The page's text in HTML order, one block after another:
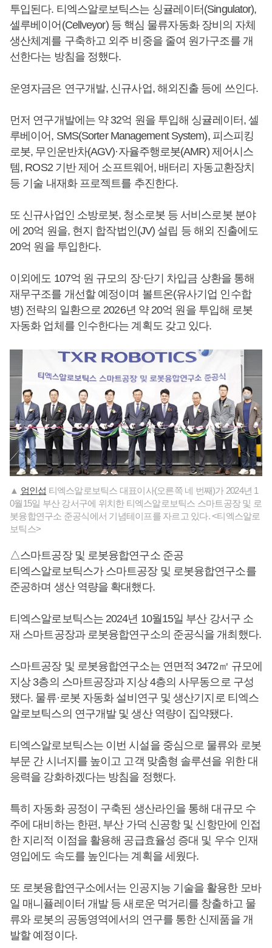
투입된다. 티엑스알로보틱스는 싱귤레이터(Singulator),
셀루베이어(Cellveyor) 등 핵심 물류자동화 장비의 자체
생산체계를 구축하고 외주 비중을 줄여 원가구조를 개
선한다는 방침을 정했다.
운영자금은 연구개발, 신규사업, 해외진출 등에 쓰인다.
먼저 연구개발에는 약 32억 원을 투입해 싱귤레이터, 셀
루베이어, SMS(Sorter Management System), 피스피킹
로봇, 무인운반차(AGV)·자율주행로봇(AMR) 제어시스
템, ROS2 기반 제어 소프트웨어, 배터리 자동교환장치
등 기술 내재화 프로젝트를 추진한다.
또 신규사업인 소방로봇, 청소로봇 등 서비스로봇 분야
에 20억 원을, 현지 합작법인(JV) 설립 등 해외 진출에도
20억 원을 투입한다.
이외에도 107억 원 규모의 장·단기 차입금 상환을 통해
재무구조를 개선할 예정이며 볼트온(유사기업 인수합
병) 전략의 일환으로 2026년 약 20억 원을 투입해 로봇
자동화 업체를 인수한다는 계획도 갖고 있다.
▲ 엄인섭 티엑스알로보틱스 대표이사(오른쪽 네 번째)가 2024년 1
0월15일 부산 강서구에 위치한 티엑스알로보틱스 스마트공장 및 로
봇융합연구소 준공식에서 기념테이프를 자르고 있다. <티엑스알로
보틱스>
△스마트공장 및 로봇융합연구소 준공
티엑스알로보틱스가 스마트공장 및 로봇융합연구소를
준공하며 생산 역량을 확대했다.
티엑스알로보틱스는 2024년 10월15일 부산 강서구 소
재 스마트공장과 로봇융합연구소의 준공식을 개최했다.
스마트공장 및 로봇융합연구소는 연면적 3472㎡ 규모에
지상 3층의 스마트공장과 지상 4층의 사무동으로 구성
됐다. 물류·로봇 자동화 설비연구 및 생산기지로 티엑스
알로보틱스의 연구개발 및 생산 역량이 집약됐다.
티엑스알로보틱스는 이번 시설을 중심으로 물류와 로봇
부문 간 시너지를 높이고 고객 맞춤형 솔루션을 위한 대
응력을 강화하겠다는 방침을 정했다.
특히 자동화 공정이 구축된 생산라인을 통해 대규모 수
주에 대비하는 한편, 부산 가덕 신공항 및 신항만에 인접
한 지리적 이점을 활용해 공급효율성 증대 및 우수 인재
영입에도 속도를 높인다는 계획을 세웠다.
또 로봇융합연구소에서는 인공지능 기술을 활용한 모바
일 매니퓰레이터 개발 등 새로운 먹거리를 창출하고 물
류와 로봇의 공동영역에서의 연구를 통한 신제품을 개
발할 예정이다.